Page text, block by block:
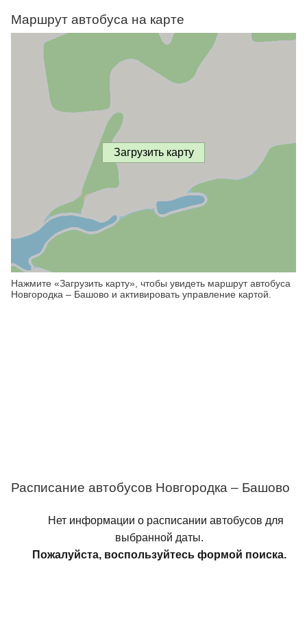
Маршрут автобуса на карте
Загрузить карту
Нажмите «Загрузить карту», чтобы увидеть маршрут автобуса
Новгородка – Башово и активировать управление картой.
Расписание автобусов Новгородка – Башово
Нет информации о расписании автобусов для
выбранной даты.
Пожалуйста, воспользуйтесь формой поиска.